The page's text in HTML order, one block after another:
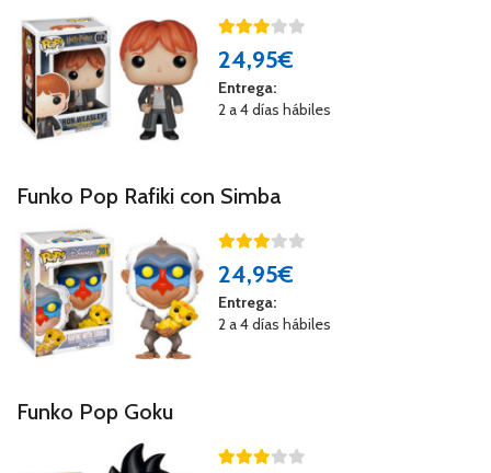
24,95€
Entrega:
2 a 4 días hábiles
Funko Pop Rafiki con Simba
24,95€
Entrega:
2 a 4 días hábiles
Funko Pop Goku